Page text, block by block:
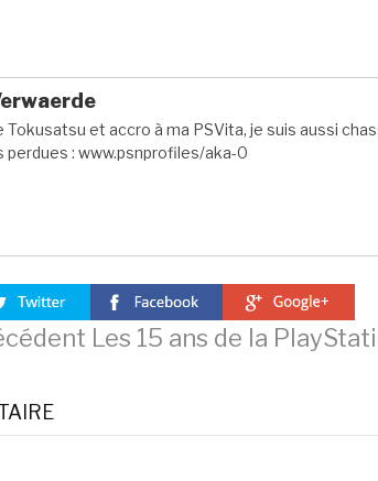
Tokusatsu et accro à ma PSVita, je suis aussi
perdues : www.psnprofiles/aka-0
Les 15 ans de la